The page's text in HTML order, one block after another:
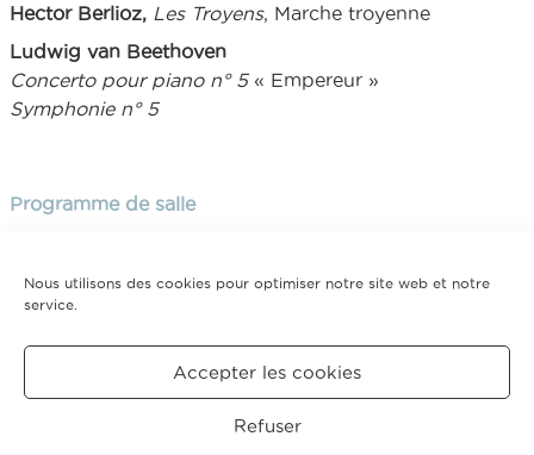
Nous utilisons des cookies pour optimiser notre site web et notre
service.
Accepter les cookies
Refuser
Hector Berlioz, Les Troyens, Marche troyenne
Ludwig van Beethoven
Concerto pour piano n° 5 « Empereur »
Symphonie n° 5
Programme de salle
Tarifs
Plein tarif : 40€ - 35€ - 28€ - 20€ - 15€ - 10€